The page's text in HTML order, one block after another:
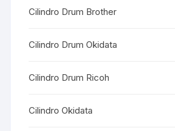
Cilindro Drum Brother
Cilindro Drum Okidata
Cilindro Drum Ricoh
Cilindro Okidata